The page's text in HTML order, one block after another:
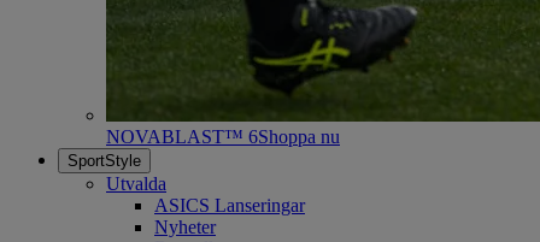
NOVABLAST™ 6Shoppa nu
SportStyle
Utvalda
ASICS Lanseringar
Nyheter